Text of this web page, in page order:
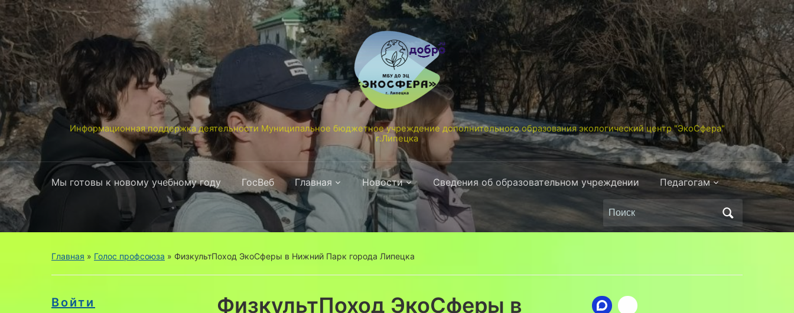
Информационная поддержка деятельности Муниципальное бюджетное учреждение дополнительного образования экологический центр "ЭкоСфера"
г.Липецка
Мы готовы к новому учебному году ГосВеб Главная Новости Сведения об образовательном учреждении Педагогам
Поиск
по:
Главная » Голос профсоюза » ФизкультПоход ЭкоСферы в Нижний Парк города Липецка
Войти
ФизкультПоход ЭкоСферы в